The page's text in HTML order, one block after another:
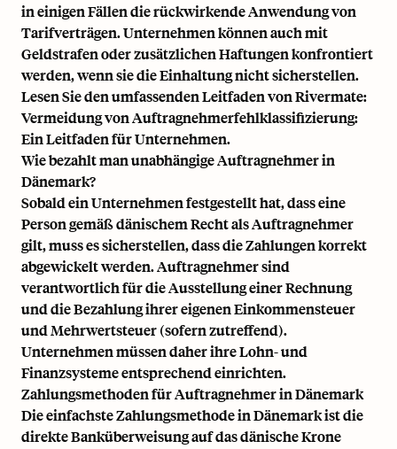
in einigen Fällen die rückwirkende Anwendung von
Tarifverträgen. Unternehmen können auch mit
Geldstrafen oder zusätzlichen Haftungen konfrontiert
werden, wenn sie die Einhaltung nicht sicherstellen.
Lesen Sie den umfassenden Leitfaden von Rivermate:
Vermeidung von Auftragnehmerfehlklassifizierung:
Ein Leitfaden für Unternehmen.
Wie bezahlt man unabhängige Auftragnehmer in
Dänemark?
Sobald ein Unternehmen festgestellt hat, dass eine
Person gemäß dänischem Recht als Auftragnehmer
gilt, muss es sicherstellen, dass die Zahlungen korrekt
abgewickelt werden. Auftragnehmer sind
verantwortlich für die Ausstellung einer Rechnung
und die Bezahlung ihrer eigenen Einkommensteuer
und Mehrwertsteuer (sofern zutreffend).
Unternehmen müssen daher ihre Lohn- und
Finanzsysteme entsprechend einrichten.
Zahlungsmethoden für Auftragnehmer in Dänemark
Die einfachste Zahlungsmethode in Dänemark ist die
direkte Banküberweisung auf das dänische Krone